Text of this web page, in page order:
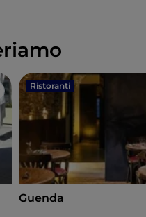
Ristoranti
Guenda